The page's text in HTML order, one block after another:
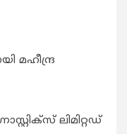
മഹീന്ദ്ര
ലിമിറ്റഡ്